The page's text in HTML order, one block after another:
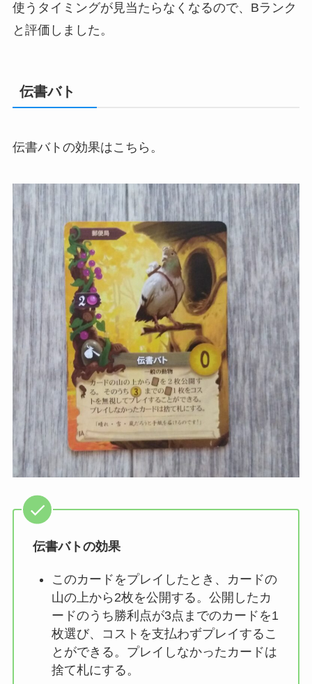
使うタイミングが見当たらなくなるので、Bランク
と評価しました。
伝書バト
伝書バトの効果はこちら。
伝書バトの効果
このカードをプレイしたとき、カードの
山の上から2枚を公開する。公開したカ
ードのうち勝利点が3点までのカードを1
枚選び、コストを支払わずプレイするこ
とができる。プレイしなかったカードは
捨て札にする。